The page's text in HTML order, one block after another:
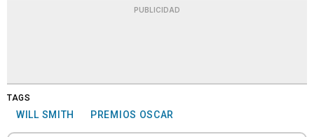
PUBLICIDAD
TAGS
WILL SMITH PREMIOS OSCAR